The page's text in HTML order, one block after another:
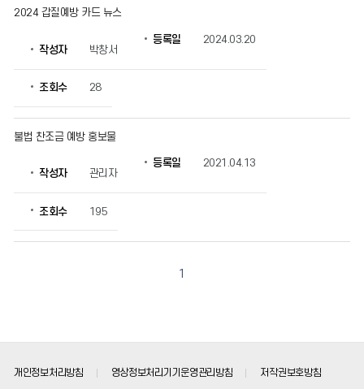
2024 갑질예방 카드 뉴스
작성자 박창서
등록일 2024.03.20
조회수 28
불법 찬조금 예방 홍보물
작성자 관리자
등록일 2021.04.13
조회수 195
1
개인정보처리방침 영상정보처리기기운영관리방침 저작권보호방침